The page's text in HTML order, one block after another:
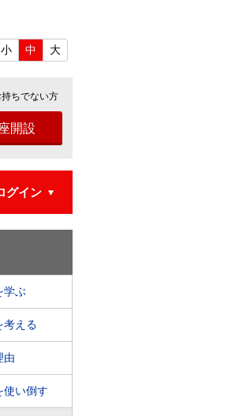
小 中 大
ちでない方
開設
グイン
学ぶ
考える
由
使い倒す